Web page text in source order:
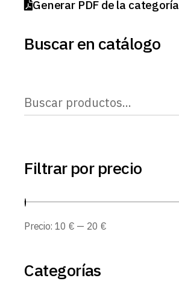
Generar PDF de la categoría
Buscar en catálogo
Buscar
Filtrar por precio
Precio: 10 € — 20 €
Categorías